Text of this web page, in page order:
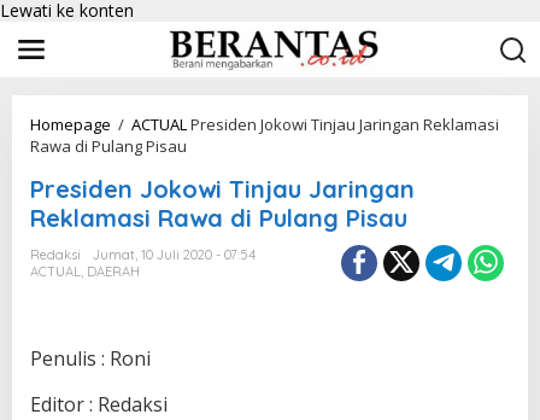
Lewati ke konten
Homepage / ACTUALPresiden Jokowi Tinjau Jaringan Reklamasi
Rawa di Pulang Pisau
Presiden Jokowi Tinjau Jaringan
Reklamasi Rawa di Pulang Pisau
Redaksi
Jumat, 10 Juli 2020 - 07:54
ACTUAL, DAERAH
Penulis : Roni
Editor : Redaksi